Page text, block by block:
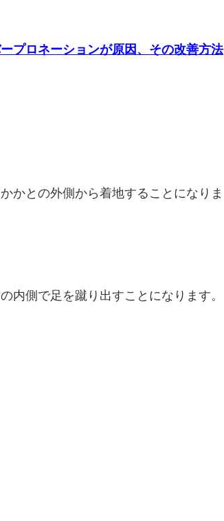
プロネーションが原因、その改善方法
かとの外側から着地することになりま
内側で足を蹴り出すことになります。